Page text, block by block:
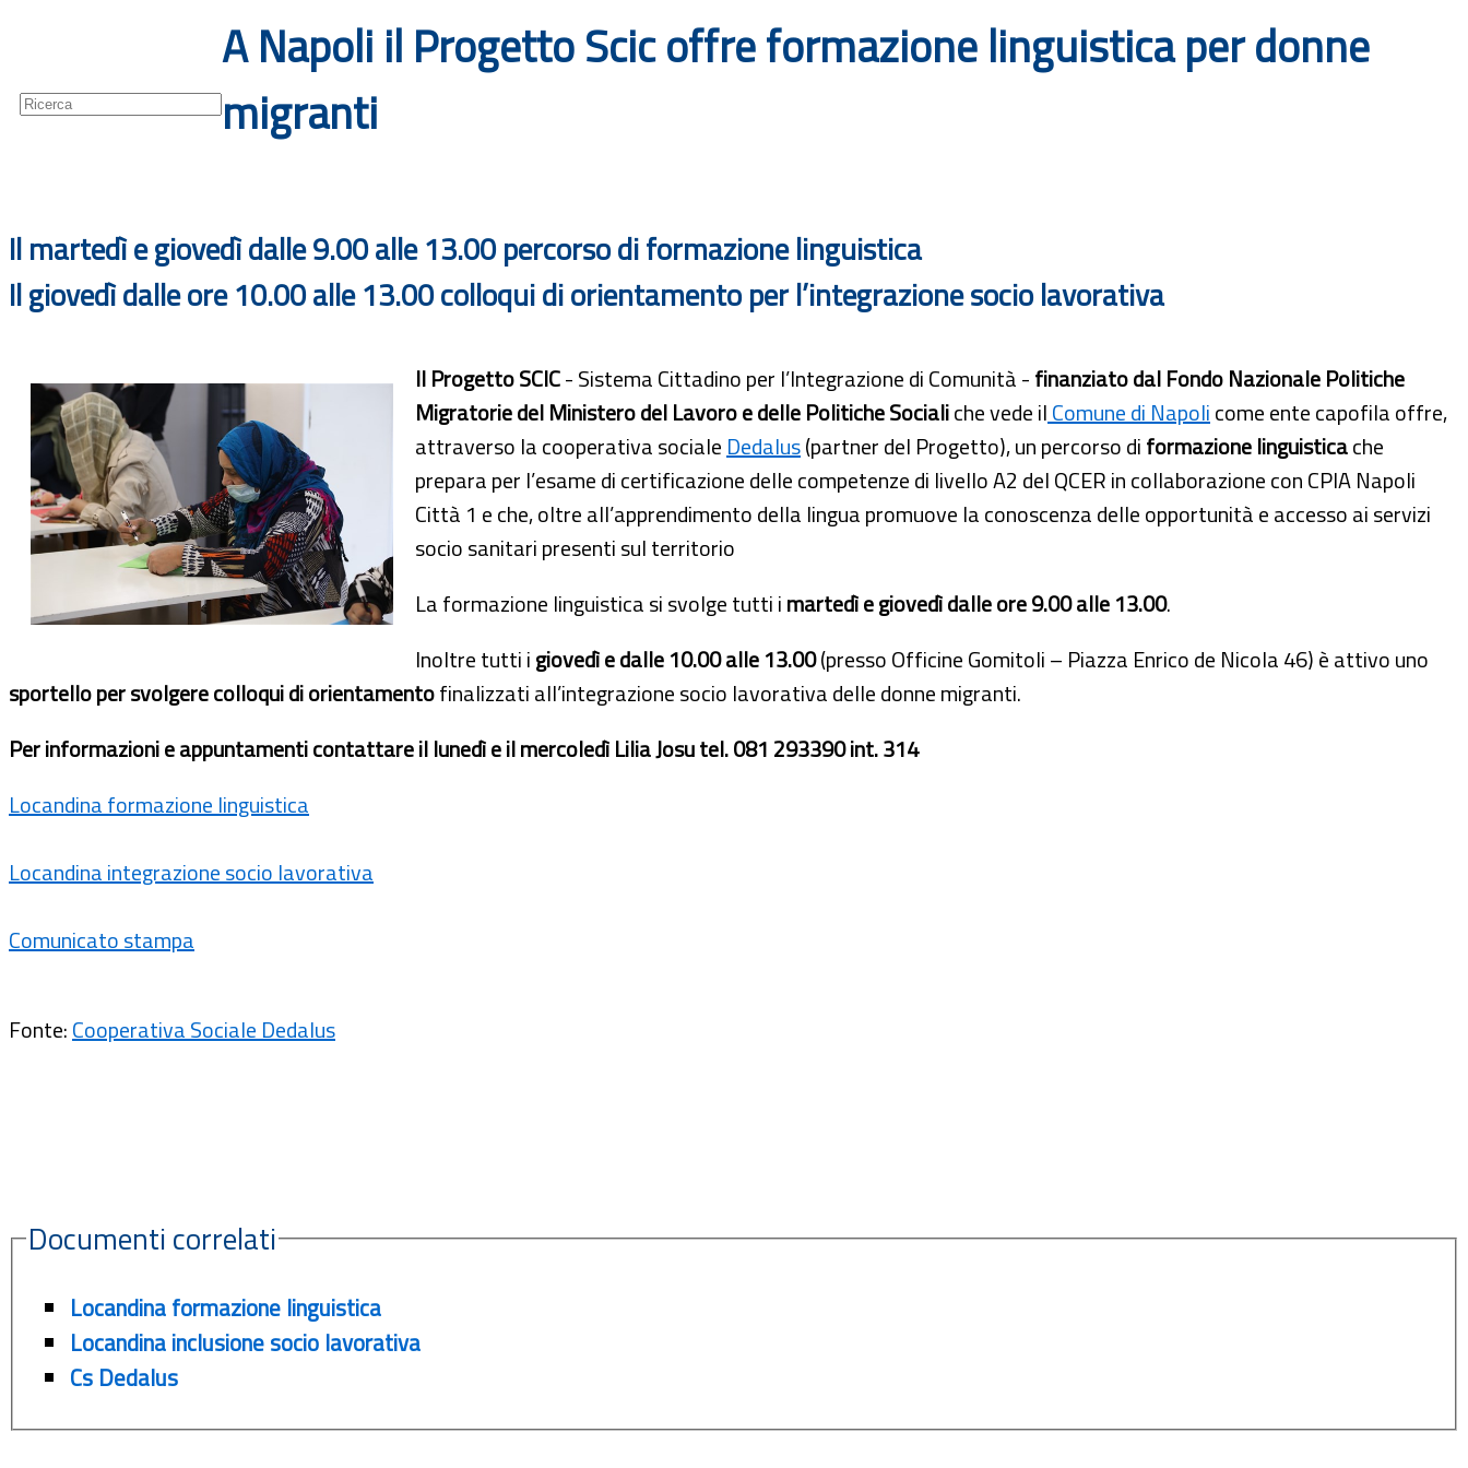
A Napoli il Progetto Scic offre formazione linguistica per donne
migranti
Il martedì e giovedì dalle 9.00 alle 13.00 percorso di formazione linguistica
Il giovedì dalle ore 10.00 alle 13.00 colloqui di orientamento per l’integrazione socio lavorativa
Il Progetto SCIC- Sistema Cittadino per l’Integrazione di Comunità -finanziato dalFondo Nazionale Politiche
Migratorie del Ministero del Lavoro e delle Politiche Socialiche vede ilComune di Napolicome ente capofila offre,
attraverso la cooperativa sociale Dedalus(partner del Progetto), un percorso diformazione linguisticache
prepara per l’esame di certificazione delle competenze di livello A2 del QCER in collaborazione con CPIA Napoli
Città 1 e che, oltre all’apprendimento della lingua promuove la conoscenza delle opportunità e accesso ai servizi
socio sanitari presenti sul territorio
La formazione linguistica si svolge tutti imartedì e giovedì dalle ore 9.00 alle 13.00.
Inoltre tutti igiovedì e dalle 10.00 alle 13.00(presso Officine Gomitoli – Piazza Enrico de Nicola 46) è attivo uno
sportello per svolgere colloqui di orientamentofinalizzati all’integrazione socio lavorativa delle donne migranti.
Per informazioni e appuntamenti contattare il lunedì e il mercoledì Lilia Josu tel. 081 293390 int. 314
Locandina formazione linguistica
Locandina integrazione socio lavorativa
Comunicato stampa
Fonte:Cooperativa Sociale Dedalus
Documenti correlati
Locandina formazione linguistica
Locandina inclusione socio lavorativa
Cs Dedalus